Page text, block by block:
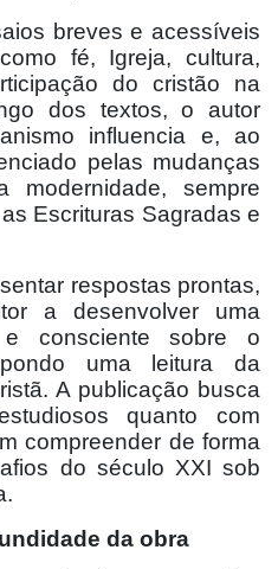
breves e acessíveis
fé, Igreja, cultura,
do cristão na
dos textos, o autor
influencia e, ao
pelas mudanças
modernidade, sempre
Escrituras Sagradas e
respostas prontas,
a desenvolver uma
e consciente sobre o
uma leitura da
A publicação busca
quanto com
compreender de forma
do século XXI sob
da obra